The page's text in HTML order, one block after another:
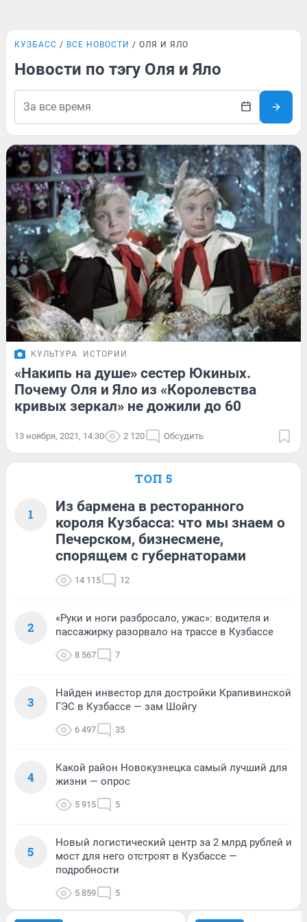
КУЗБАСС ВСЕ НОВОСТИ ОЛЯ И ЯЛО
Новости по тэгу Оля и Яло
КУЛЬТУРА ИСТОРИИ
«Накипь на душе» сестер Юкиных.
Почему Оля и Яло из «Королевства
кривых зеркал» не дожили до 60
13 ноября, 2021, 14:30 2 120 Обсудить
ТОП 5
1
Из бармена в ресторанного
короля Кузбасса: что мы знаем о
Печерском, бизнесмене,
спорящем с губернаторами
14 115 12
2
«Руки и ноги разбросало, ужас»: водителя и
пассажирку разорвало на трассе в Кузбассе
8 567 7
3
Найден инвестор для достройки Крапивинской
ГЭС в Кузбассе — зам Шойгу
6 497 35
4
Какой район Новокузнецка самый лучший для
жизни — опрос
5 915 5
5
Новый логистический центр за 2 млрд рублей и
мост для него отстроят в Кузбассе —
подробности
5 859 5